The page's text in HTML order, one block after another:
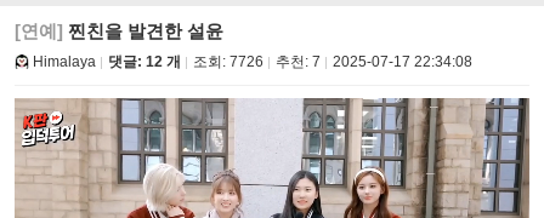
[연예] 찐친을 발견한 설윤
Himalaya 댓글: 12 개 조회: 7726 추천: 7 2025-07-17 22:34:08